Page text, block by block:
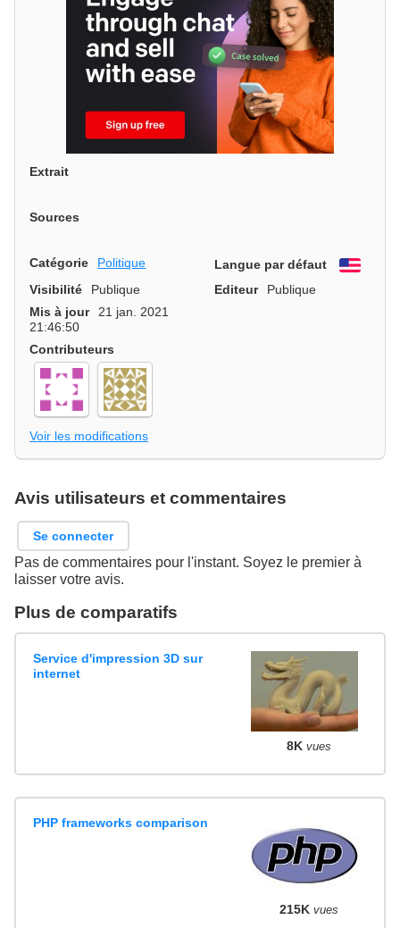
Extrait
Sources
Catégorie Politique Langue par défaut
Visibilité
Publique Editeur
Publique
Mis à jour
21 jan. 2021
21:46:50
Contributeurs
Voir les modifications
Avis utilisateurs et commentaires
Se connecter
Pas de commentaires pour l'instant. Soyez le premier à
laisser votre avis.
Plus de comparatifs
Service d'impression 3D sur
internet
8K vues
PHP frameworks comparison
215K vues